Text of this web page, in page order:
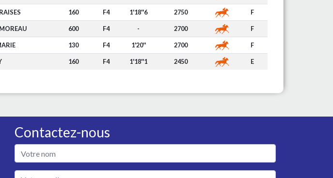
160 F4 1'18''6 2750 F
600 F4 - 2700 F
130 F4 1'20'' 2700 F
160 F4 1'18''1 2450 E
Contactez-nous